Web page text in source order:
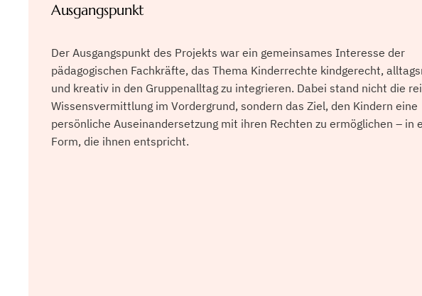
Ausgangspunkt
Der Ausgangspunkt des Projekts war ein gemeinsames Interesse der
pädagogischen Fachkräfte, das Thema Kinderrechte kindgerecht,
und kreativ in den Gruppenalltag zu integrieren. Dabei stand nicht die
Wissensvermittlung im Vordergrund, sondern das Ziel, den Kindern eine
persönliche Auseinandersetzung mit ihren Rechten zu ermöglichen – in
Form, die ihnen entspricht.